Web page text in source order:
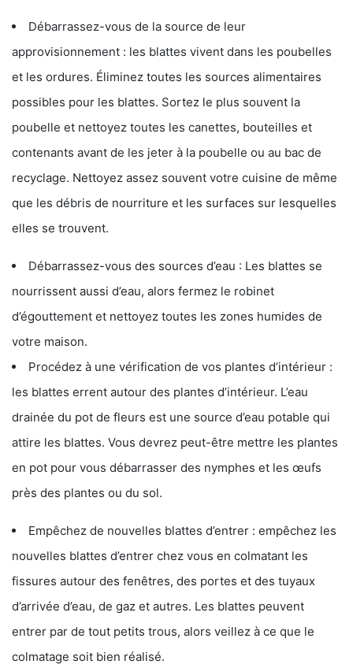
Débarrassez-vous de la source de leur
approvisionnement : les blattes vivent dans les poubelles
et les ordures. Éliminez toutes les sources alimentaires
possibles pour les blattes. Sortez le plus souvent la
poubelle et nettoyez toutes les canettes, bouteilles et
contenants avant de les jeter à la poubelle ou au bac de
recyclage. Nettoyez assez souvent votre cuisine de même
que les débris de nourriture et les surfaces sur lesquelles
elles se trouvent.
Débarrassez-vous des sources d’eau : Les blattes se
nourrissent aussi d’eau, alors fermez le robinet
d’égouttement et nettoyez toutes les zones humides de
votre maison.
Procédez à une vérification de vos plantes d’intérieur :
les blattes errent autour des plantes d’intérieur. L’eau
drainée du pot de fleurs est une source d’eau potable qui
attire les blattes. Vous devrez peut-être mettre les plantes
en pot pour vous débarrasser des nymphes et les œufs
près des plantes ou du sol.
Empêchez de nouvelles blattes d’entrer : empêchez les
nouvelles blattes d’entrer chez vous en colmatant les
fissures autour des fenêtres, des portes et des tuyaux
d’arrivée d’eau, de gaz et autres. Les blattes peuvent
entrer par de tout petits trous, alors veillez à ce que le
colmatage soit bien réalisé.